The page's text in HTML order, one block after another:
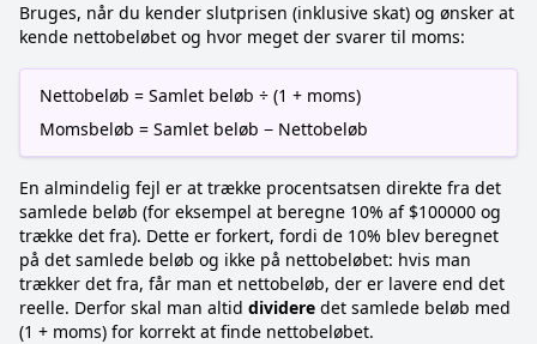
Bruges, når du kender slutprisen (inklusive skat) og ønsker at
kende nettobeløbet og hvor meget der svarer til moms:
Nettobeløb = Samlet beløb ÷ (1 + moms)
Momsbeløb = Samlet beløb − Nettobeløb
En almindelig fejl er at trække procentsatsen direkte fra det
samlede beløb (for eksempel at beregne 10% af $100000 og
trække det fra). Dette er forkert, fordi de 10% blev beregnet
på det samlede beløb og ikke på nettobeløbet: hvis man
trækker det fra, får man et nettobeløb, der er lavere end det
reelle. Derfor skal man altid dividere det samlede beløb med
(1 + moms) for korrekt at finde nettobeløbet.